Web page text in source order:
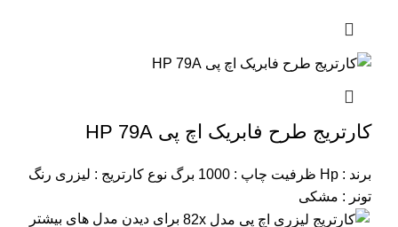
کارتریج طرح فابریک اچ پی HP 79A
برند : Hp ظرفیت چاپ : 1000 برگ نوع کارتریج : لیزری رنگ
تونر : مشکی
برای دیدن مدل های بیشتر